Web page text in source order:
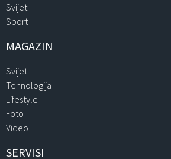
Svijet
Sport
MAGAZIN
Svijet
Tehnologija
Lifestyle
Foto
Video
SERVISI